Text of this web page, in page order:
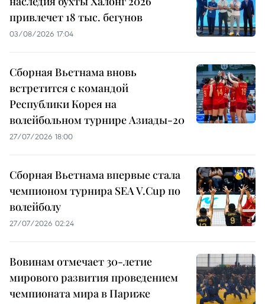
привлечет 18 тыс. бегунов
03/08/2026 17:04
Сборная Вьетнама вновь
встретится с командой
Республики Корея на
волейбольном турнире Азиады-20
27/07/2026 18:00
Сборная Вьетнама впервые стала
чемпионом турнира SEA V.Cup по
волейболу
27/07/2026 02:24
Вовинам отмечает 30-летие
мирового развития проведением
чемпионата мира в Париже